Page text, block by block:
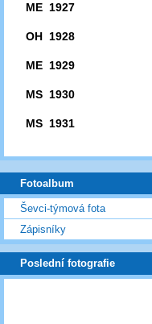
ME 1927
OH 1928
ME 1929
MS 1930
MS 1931
Fotoalbum
Ševci-týmová fota
Zápisníky
Poslední fotografie